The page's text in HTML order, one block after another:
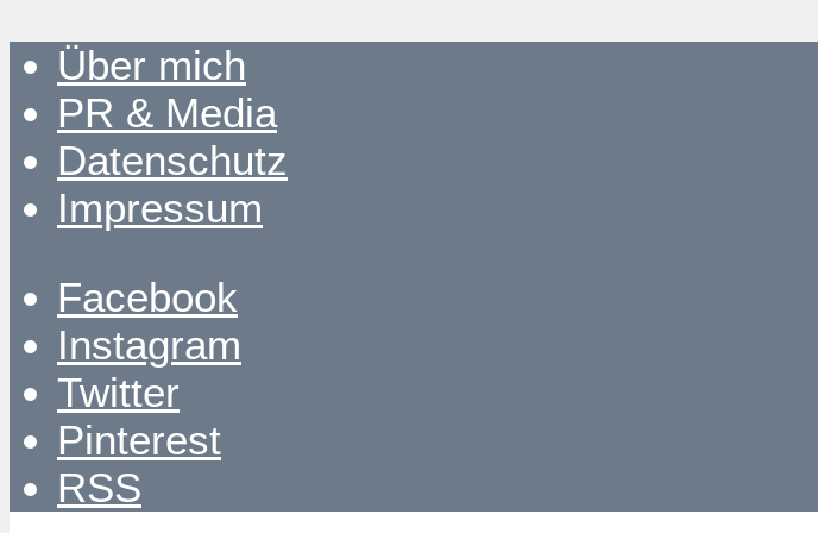
Über mich
PR & Media
Datenschutz
Impressum
Facebook
Instagram
Twitter
Pinterest
RSS